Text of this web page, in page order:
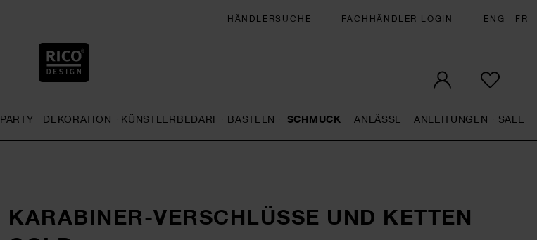
HÄNDLERSUCHE FACHHÄNDLER LOGIN ENG FR
PARTY DEKORATION KÜNSTLERBEDARF BASTELN SCHMUCK ANLÄSSE ANLEITUNGEN SALE
KARABINER-VERSCHLÜSSE UND KETTEN